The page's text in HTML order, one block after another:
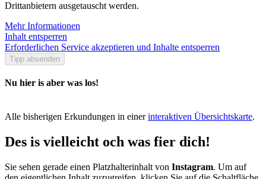
Drittanbietern ausgetauscht werden.
Mehr Informationen
Inhalt entsperren
Erforderlichen Service akzeptieren und Inhalte entsperren
Tipp absenden
Nu hier is aber was los!
Alle bisherigen Erkundungen in einerinteraktiven Übersichtskarte.
Des is vielleicht och was fier dich!
Sie sehen gerade einen Platzhalterinhalt von Instagram. Um auf